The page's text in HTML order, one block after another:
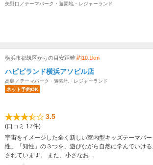
矢野口／テーマパーク・遊園地・レジャーランド
横浜市都筑区からの目安距離 約10.1km
ハピピランド横浜アソビル店
高島／テーマパーク・遊園地・レジャーランド
ネット予約OK
3.5
(口コミ 17件)
宇宙をイメージした全く新しい室内型キッズテーマパ
性」「知性」の３つを、遊びながら自然に学んでいけ
されています。 また、小さなお...